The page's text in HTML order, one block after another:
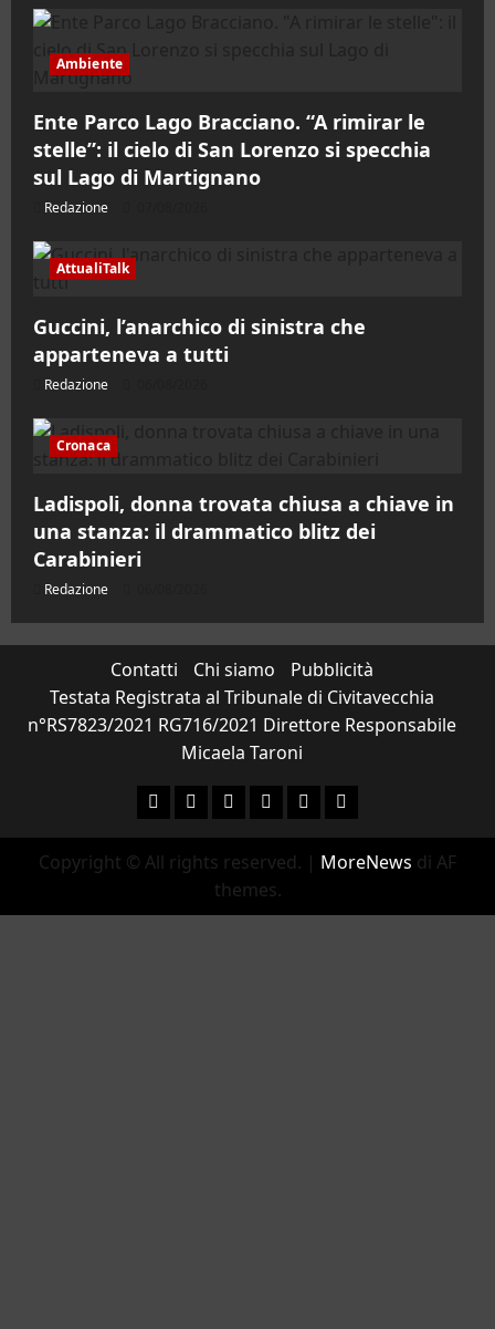
Ambiente
Ente Parco Lago Bracciano. “A rimirar le
stelle”: il cielo di San Lorenzo si specchia
sul Lago di Martignano
Redazione
AttualiTalk
Guccini, l’anarchico di sinistra che
apparteneva a tutti
Redazione
Cronaca
Ladispoli, donna trovata chiusa a chiave in
una stanza: il drammatico blitz dei
Carabinieri
Redazione
Contatti Chi siamo
Pubblicità
Testata Registrata al Tribunale di Civitavecchia
n°RS7823/2021 RG716/2021 Direttore Responsabile
Micaela Taroni
FacebookInstagram
YouTubeTwitterEmailEnte Parco
Copyright © All rights reserved. | MoreNews di AF
themes.